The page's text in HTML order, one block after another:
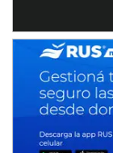
NORESTE
Ciudad de Avellaneda
Avellaneda (Santa Fe)
SUR
Rufino (Santa Fe)